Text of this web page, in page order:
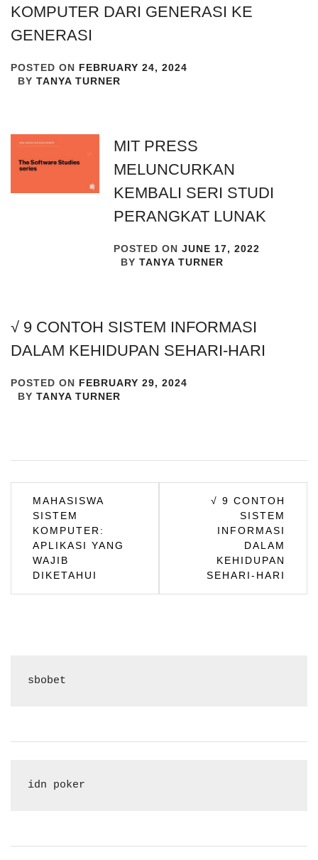
KOMPUTER DARI GENERASI KE
GENERASI
POSTED ON FEBRUARY 24, 2024
BY TANYA TURNER
MIT PRESS
MELUNCURKAN
KEMBALI SERI STUDI
PERANGKAT LUNAK
POSTED ONJUNE 17, 2022
BYTANYA TURNER
√ 9 CONTOH SISTEM INFORMASI
DALAM KEHIDUPAN SEHARI-HARI
POSTED ON FEBRUARY 29, 2024
BY TANYA TURNER
Post
navigation
MAHASISWA
SISTEM
KOMPUTER:
APLIKASI YANG
WAJIB
DIKETAHUI
√ 9 CONTOH
SISTEM
INFORMASI
DALAM
KEHIDUPAN
SEHARI-HARI
sbobet
idn poker